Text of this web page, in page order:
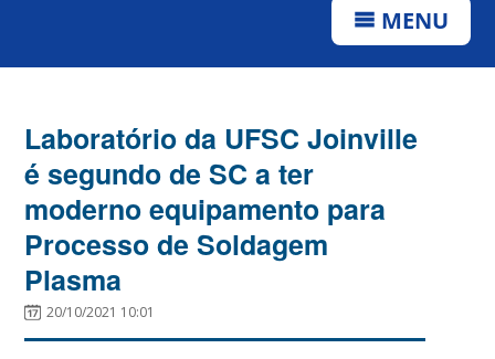
MENU
Laboratório da UFSC Joinville
é segundo de SC a ter
moderno equipamento para
Processo de Soldagem
Plasma
20/10/2021 10:01